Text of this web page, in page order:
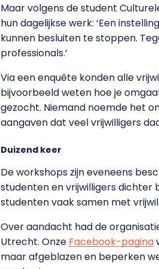
Maar volgens de student
hun dagelijkse werk: ‘Een
kunnen besluiten te stoppen.
professionals.’
Via een enquête konden alle
bijvoorbeeld weten hoe je
gezocht. Niemand noemde het
aangaven dat veel vrijwilligers
Duizend keer
De workshops zijn eveneens
studenten en vrijwilligers dichter
studenten vaak samen met
Over aandacht had de
Utrecht. Onze Facebook-pagina
maar afgeblazen en beperken